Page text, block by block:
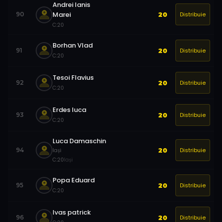
90
Andrei Ianis
Marei
C:20
20 Distribuie
91
Borhan Vlad
C:20
20 Distribuie
92
Tesoi Flavius
C:20
20 Distribuie
93
Erdes luca
C:20
20 Distribuie
94
Luca Damaschin
Iași
C:20Iași
20 Distribuie
95
Popa Eduard
C:20
20 Distribuie
96
Ivas patrick
20 Distribuie